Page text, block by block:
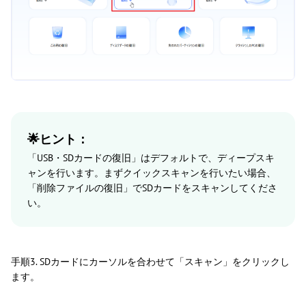
🌟ヒント：
「USB・SDカードの復旧」はデフォルトで、ディープスキ
ャンを行います。まずクイックスキャンを行いたい場合、
「削除ファイルの復旧」でSDカードをスキャンしてくださ
い。
手順3. SDカードにカーソルを合わせて「スキャン」をクリックし
ます。